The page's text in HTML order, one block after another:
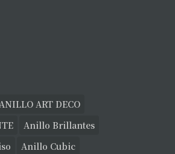
ART DECO
Anillo Brillantes
Anillo Cubic